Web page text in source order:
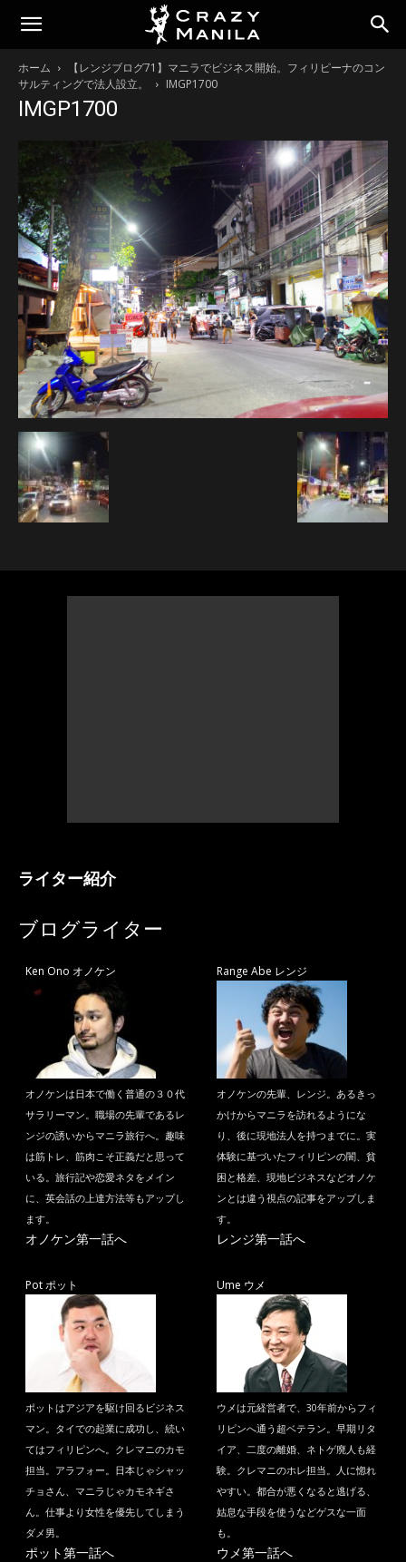
ホーム
【レンジブログ71】マニラでビジネス開始。フィリピーナのコン
サルティングで法人設立。
IMGP1700
IMGP1700
ライター紹介
ブログライター
Ken Ono オノケン
オノケンは日本で働く普通の３０代
サラリーマン。職場の先輩であるレ
ンジの誘いからマニラ旅行へ。趣味
は筋トレ、筋肉こそ正義だと思って
いる。旅行記や恋愛ネタをメイン
に、英会話の上達方法等もアップし
ます。
オノケン第一話へ
Range Abe レンジ
オノケンの先輩、レンジ。あるきっ
かけからマニラを訪れるようにな
り、後に現地法人を持つまでに。実
体験に基づいたフィリピンの闇、貧
困と格差、現地ビジネスなどオノケ
ンとは違う視点の記事をアップしま
す。
レンジ第一話へ
Pot ポット
ポットはアジアを駆け回るビジネス
マン。タイでの起業に成功し、続い
てはフィリピンへ。クレマニのカモ
担当。アラフォー。日本じゃシャッ
チョさん、マニラじゃカモネギさ
ん。仕事より女性を優先してしまう
ダメ男。
ポット第一話へ
Ume ウメ
ウメは元経営者で、30年前からフィ
リピンへ通う超ベテラン。早期リタ
イア、二度の離婚、ネトゲ廃人も経
験。クレマニのホレ担当。人に惚れ
やすい。都合が悪くなると逃げる、
姑息な手段を使うなどゲスな一面
も。
ウメ第一話へ